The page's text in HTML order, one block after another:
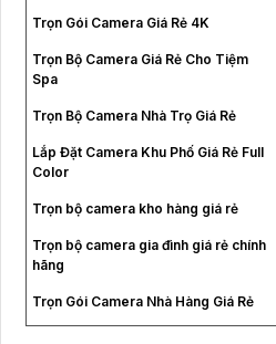
Trọn Gói Camera Giá Rẻ 4K
Trọn Bộ Camera Giá Rẻ Cho Tiệm
Spa
Trọn Bộ Camera Nhà Trọ Giá Rẻ
Lắp Đặt Camera Khu Phố Giá Rẻ Full
Color
Trọn bộ camera kho hàng giá rẻ
Trọn bộ camera gia đình giá rẻ chính
hãng
Trọn Gói Camera Nhà Hàng Giá Rẻ